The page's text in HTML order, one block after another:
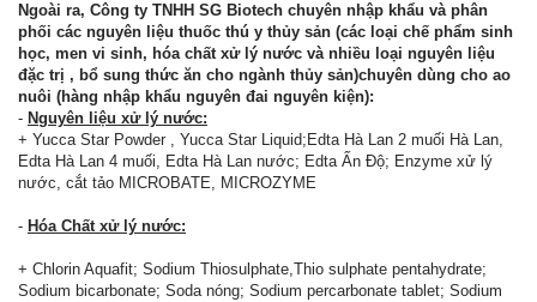
Ngoài ra, Công ty TNHH SG Biotech chuyên nhập khẩu và phân
phối các nguyên liệu thuốc thú y thủy sản (các loại chế phẩm sinh
học, men vi sinh, hóa chất xử lý nước và nhiều loại nguyên liệu
đặc trị , bổ sung thức ăn cho ngành thủy sản)chuyên dùng cho ao
nuôi (hàng nhập khẩu nguyên đai nguyên kiện):
- Nguyên liệu xử lý nước:
+ Yucca Star Powder , Yucca Star Liquid;Edta Hà Lan 2 muối Hà Lan,
Edta Hà Lan 4 muối, Edta Hà Lan nước; Edta Ấn Độ; Enzyme xử lý
nước, cắt tảo MICROBATE, MICROZYME
- Hóa Chất xử lý nước:
+ Chlorin Aquafit; Sodium Thiosulphate,Thio sulphate pentahydrate;
Sodium bicarbonate; Soda nóng; Sodium percarbonate tablet; Sodium